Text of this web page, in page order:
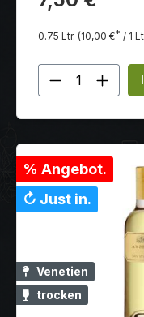
Meeresfrüchten
geniessen. Serviervorschlag: Als
Apéritif, zu
Vorspeisen. Serviertemperatur: 8.00
°C Alkoholgehalt:
4.50 g/lSäure:
0.75 Ltr. (10,00 €* / 1
Produkt
% Angebot.
↻ Just in.
Venetien
trocken